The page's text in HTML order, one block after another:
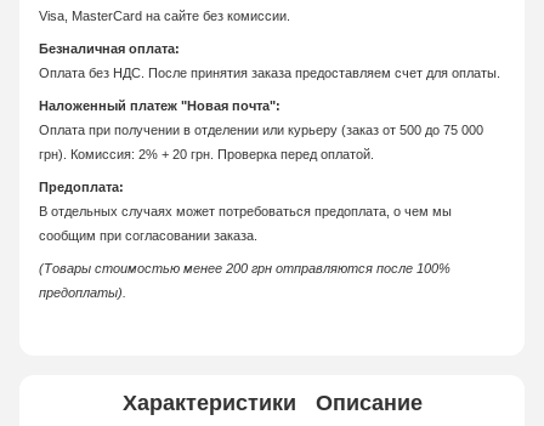
Visa, MasterCard на сайте без комиссии.
Безналичная оплата:
Оплата без НДС. После принятия заказа предоставляем счет для оплаты.
Наложенный платеж "Новая почта":
Оплата при получении в отделении или курьеру (заказ от 500 до 75 000
грн). Комиссия: 2% + 20 грн. Проверка перед оплатой.
Предоплата:
В отдельных случаях может потребоваться предоплата, о чем мы
сообщим при согласовании заказа.
(Товары стоимостью менее 200 грн отправляются после 100%
предоплаты).
Характеристики Описание